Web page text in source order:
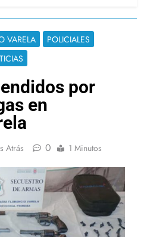
VARELA
POLICIALES
por
en
Atrás 0 1 Minutos